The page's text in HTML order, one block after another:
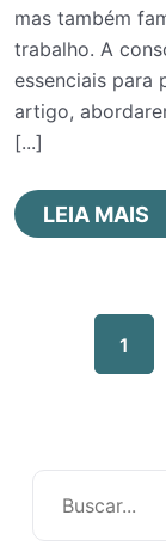
mas também
trabalho. A
essenciais para
artigo,
[...]
LEIA MAIS
1